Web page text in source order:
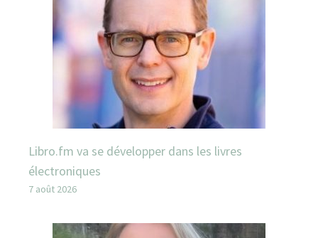
Libro.fm va se développer dans les livres
électroniques
7 août 2026